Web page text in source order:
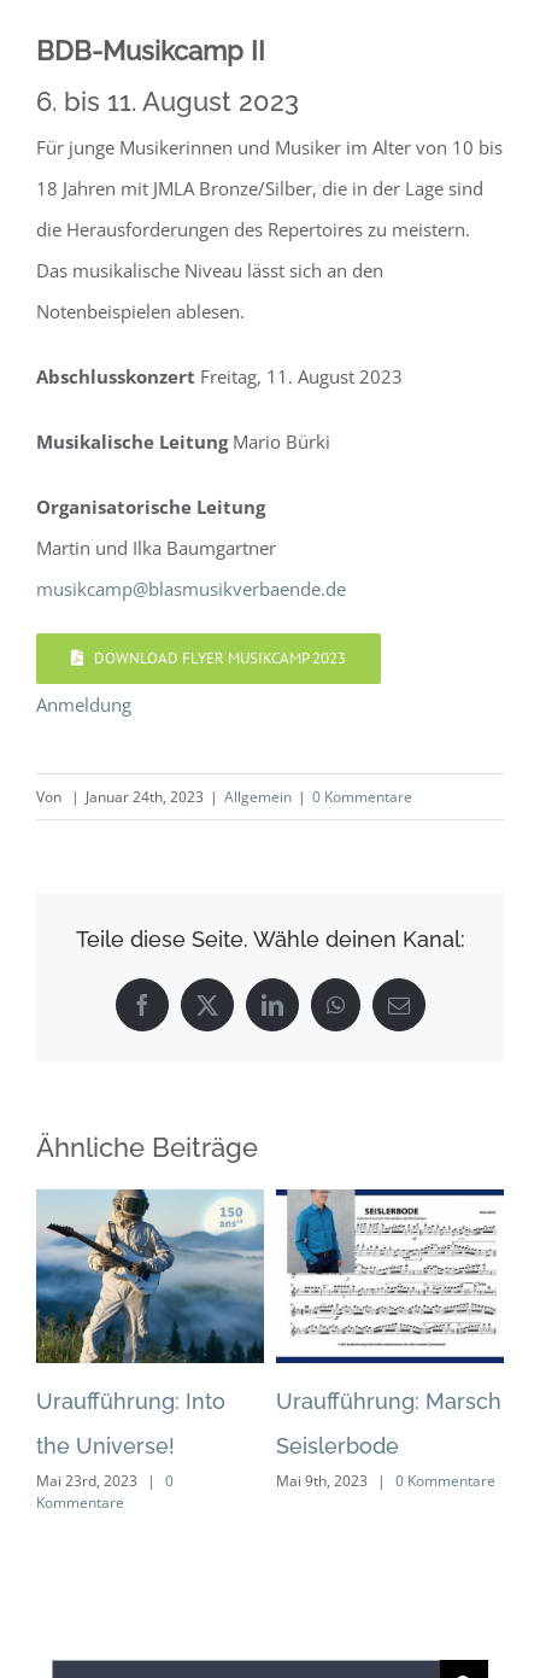
BDB-Musikcamp II
6. bis 11. August 2023
Für junge Musikerinnen und Musiker im Alter von 10 bis
18 Jahren mit JMLA Bronze/Silber, die in der Lage sind
die Herausforderungen des Repertoires zu meistern.
Das musikalische Niveau lässt sich an den
Notenbeispielen ablesen.
Abschlusskonzert Freitag, 11. August 2023
Musikalische Leitung Mario Bürki
Organisatorische Leitung
Martin und Ilka Baumgartner
musikcamp@blasmusikverbaende.de
DOWNLOAD FLYER MUSIKCAMP 2023
Anmeldung
Von | Januar 24th, 2023 | Allgemein | 0 Kommentare
Teile diese Seite. Wähle deinen Kanal:
Facebook
X LinkedInWhatsApp
E-
Mail
Ähnliche Beiträge
Uraufführung: Into
the Universe!
Mai 23rd, 2023 |
0
Kommentare
Uraufführung: Marsch
Seislerbode
Mai 9th, 2023 | 0 Kommentare